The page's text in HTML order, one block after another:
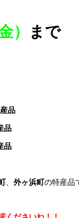
） まで
品
品
品
、 外ヶ浜町の特産品